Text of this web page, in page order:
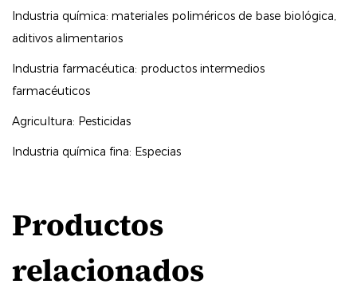
Industria química: materiales poliméricos de base biológica,
aditivos alimentarios
Industria farmacéutica: productos intermedios
farmacéuticos
Agricultura: Pesticidas
Industria química fina: Especias
Productos
relacionados